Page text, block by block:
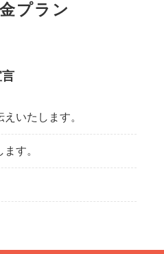
プラン
いたします。
す。